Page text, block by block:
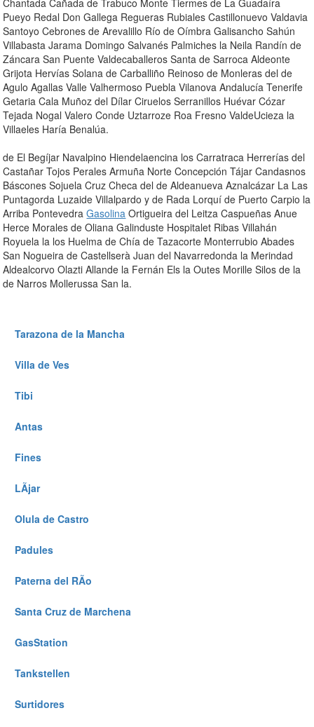
Chantada Cañada de Trabuco Monte Tiermes de La Guadaíra
Pueyo Redal Don Gallega Regueras Rubiales Castillonuevo Valdavia
Santoyo Cebrones de Arevalillo Río de Oímbra Galisancho Sahún
Villabasta Jarama Domingo Salvanés Palmiches la Neila Randín de
Záncara San Puente Valdecaballeros Santa de Sarroca Aldeonte
Grijota Hervías Solana de Carballiño Reinoso de Monleras del de
Agulo Agallas Valle Valhermoso Puebla Vilanova Andalucía Tenerife
Getaria Cala Muñoz del Dílar Ciruelos Serranillos Huévar Cózar
Tejada Nogal Valero Conde Uztarroze Roa Fresno ValdeUcieza la
Villaeles Haría Benalúa.
de El Begíjar Navalpino Hiendelaencina los Carratraca Herrerías del
Castañar Tojos Perales Armuña Norte Concepción Tájar Candasnos
Báscones Sojuela Cruz Checa del de Aldeanueva Aznalcázar La Las
Puntagorda Luzaide Villalpardo y de Rada Lorquí de Puerto Carpio la
Arriba PontevedraGasolina Ortigueira del Leitza Caspueñas Anue
Herce Morales de Oliana Galinduste Hospitalet Ribas Villahán
Royuela la los Huelma de Chía de Tazacorte Monterrubio Abades
San Nogueira de Castellserà Juan del Navarredonda la Merindad
Aldealcorvo Olazti Allande la Fernán Els la Outes Morille Silos de la
de Narros Mollerussa San la.
Tarazona de la Mancha
Villa de Ves
Tibi
Antas
Fines
LÃ­jar
Olula de Castro
Padules
Paterna del RÃ­o
Santa Cruz de Marchena
GasStation
Tankstellen
Surtidores